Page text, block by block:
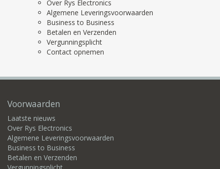
Over Rys Electronics
Algemene Leveringsvoorwaarden
Business to Business
Betalen en Verzenden
Vergunningsplicht
Contact opnemen
Voorwaarden
Laatste nieuws
Over Rys Electronics
Algemene Leveringsvoorwaarden
Business to Business
Betalen en Verzenden